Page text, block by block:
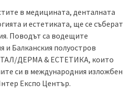
в медицината, денталната
и естетиката, ще се съберат
Поводът са водещите
и Балканския полуостров
ДЕРМА & ЕСТЕТИКА, които
си в международния изложбен
Експо Център.